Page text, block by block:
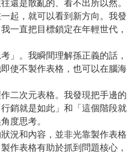
還是散亂的、看不出所以然。
起，就可以看到新方向。我發
一直把目標鎖定在年輕世代，
」。我瞬間理解孫正義的話，
使不製作表格，也可以在腦海
二次元表格。我發現把手邊的
銷就是如此」和「這個階段就
度思考。
況和內容，並非光靠製作表格
作表格有助於抓到問題核心，